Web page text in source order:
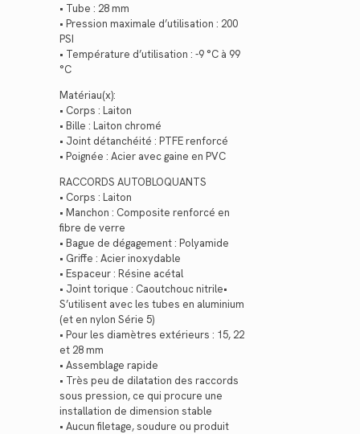
• Tube : 28 mm
• Pression maximale d’utilisation : 200
PSI
• Température d’utilisation : -9 °C à 99
°C
Matériau(x):
• Corps : Laiton
• Bille : Laiton chromé
• Joint détanchéité : PTFE renforcé
• Poignée : Acier avec gaine en PVC
RACCORDS AUTOBLOQUANTS
• Corps : Laiton
• Manchon : Composite renforcé en
fibre de verre
• Bague de dégagement : Polyamide
• Griffe : Acier inoxydable
• Espaceur : Résine acétal
• Joint torique : Caoutchouc nitrile•
S’utilisent avec les tubes en aluminium
(et en nylon Série 5)
• Pour les diamètres extérieurs : 15, 22
et 28 mm
• Assemblage rapide
• Très peu de dilatation des raccords
sous pression, ce qui procure une
installation de dimension stable
• Aucun filetage, soudure ou produit